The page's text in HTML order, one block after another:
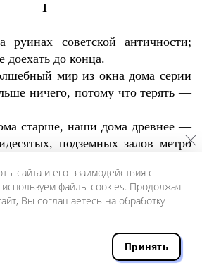
I
советской античности;
доехать до конца.
мир из окна дома серии
ничего, потому что терять —
старше, наши дома древнее —
подземных залов метро
свет наш, как нам вырваться,
из невидимого вагона? Как
вагона типа «А»?..
советской античности.
сайта и его взаимодействия с
файлы cookies. Продолжая
Вы соглашаетесь на обработку
Принять